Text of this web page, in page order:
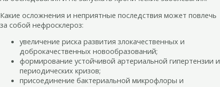
Какие осложнения и неприятные последствия может повлечь
за собой нефросклероз:
увеличение риска развития злокачественных и
доброкачественных новообразований;
формирование устойчивой артериальной гипертензии и
периодических кризов;
присоединение бактериальной микрофлоры и